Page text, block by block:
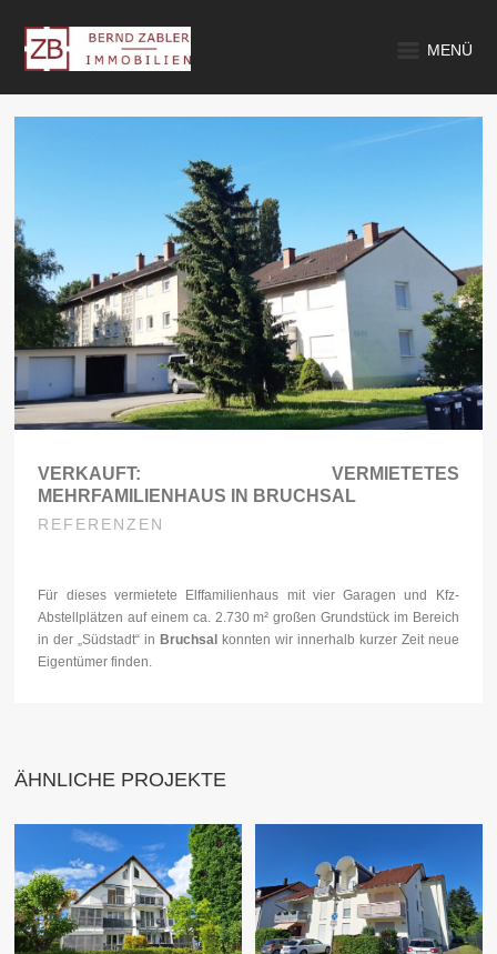
MENÜ
VERKAUFT: VERMIETETES
MEHRFAMILIENHAUS IN BRUCHSAL
REFERENZEN
Für dieses vermietete Elffamilienhaus mit vier Garagen und Kfz-
Abstellplätzen auf einem ca. 2.730 m² großen Grundstück im Bereich
in der „Südstadt“ in Bruchsal
konnten wir innerhalb kurzer Zeit neue
Eigentümer finden.
ÄHNLICHE PROJEKTE